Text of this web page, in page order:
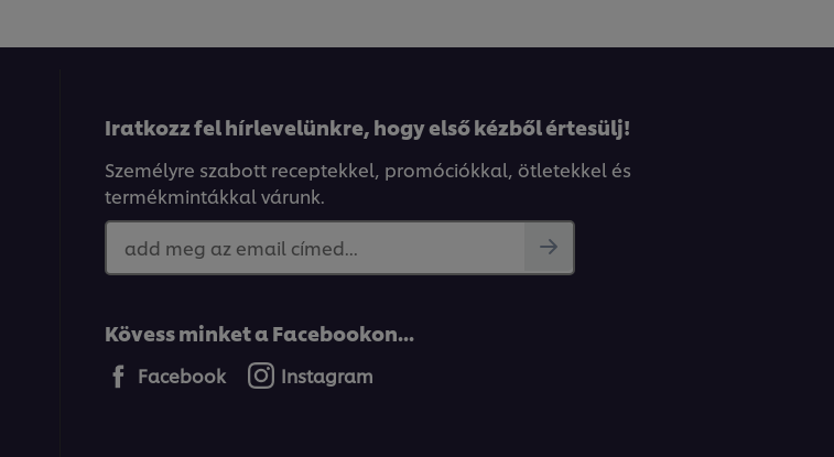
Iratkozz fel hírlevelünkre, hogy első kézből értesülj!
Személyre szabott receptekkel, promóciókkal, ötletekkel és
termékmintákkal várunk.
add meg az email címed...
Kövess minket a Facebookon...
Facebook Instagram